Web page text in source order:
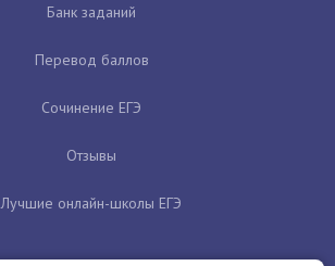
Банк заданий
Перевод баллов
Сочинение ЕГЭ
Отзывы
Лучшие онлайн-школы ЕГЭ